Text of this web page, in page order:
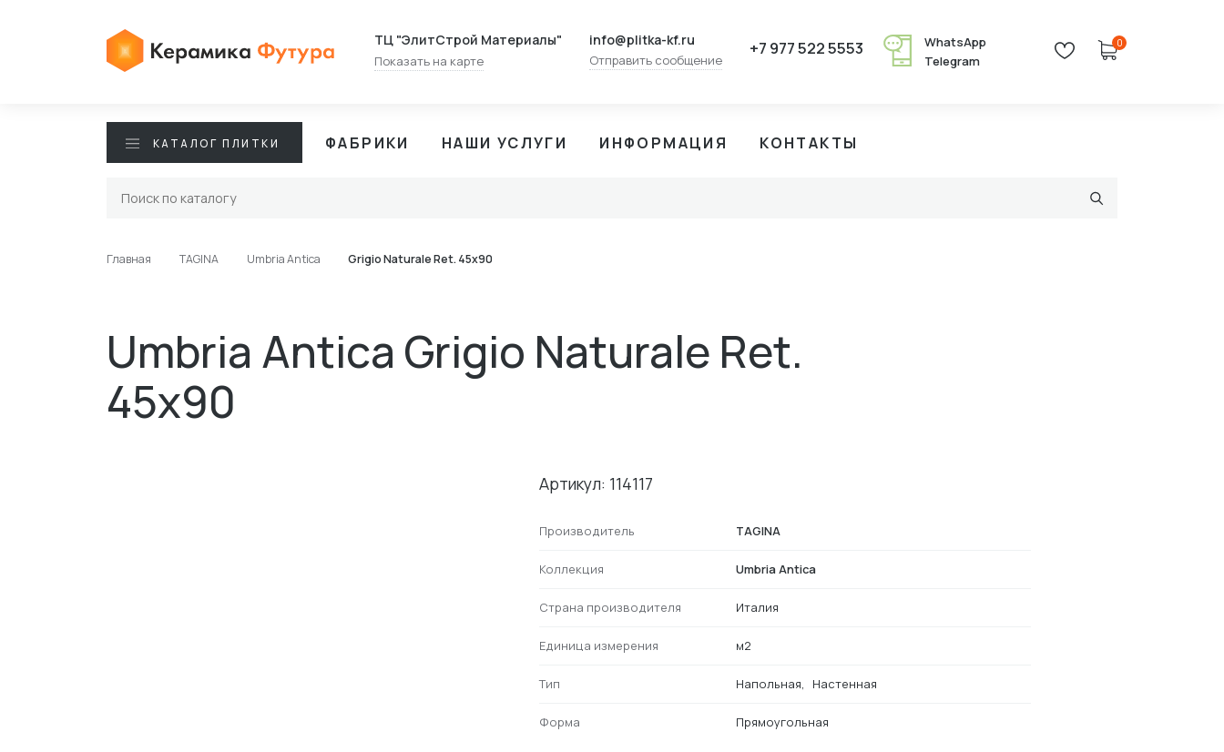
ТЦ "ЭлитСтрой Материалы"
Показать на карте
info@plitka-kf.ru
Отправить сообщение
+7 977 522 5553
WhatsApp
Telegram
0
КАТАЛОГ ПЛИТКИ ФАБРИКИ НАШИ УСЛУГИ ИНФОРМАЦИЯ КОНТАКТЫ
Главная TAGINA Umbria Antica Grigio Naturale Ret. 45x90
Umbria Antica Grigio Naturale Ret.
45x90
Артикул: 114117
Производитель TAGINA
Коллекция Umbria Antica
Страна производителя Италия
Единица измерения м2
Тип Напольная Настенная
Форма Прямоугольная